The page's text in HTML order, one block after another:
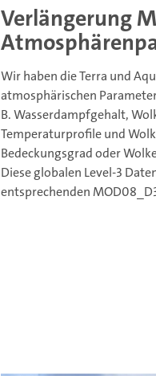
Verlängerung
Wir haben die Terra und
atmosphärischen
B. Wasserdampfgehalt,
Temperaturprofile und
Bedeckungsgrad oder
Diese globalen Level-3
entsprechenden